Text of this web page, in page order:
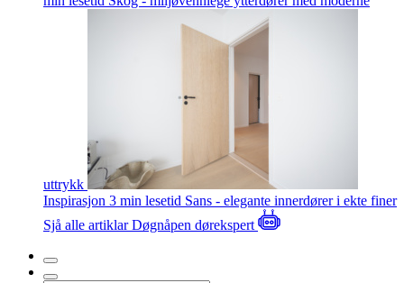
uttrykk
Inspirasjon 3 min lesetid Sans - elegante innerdører i ekte finer
Sjå alle artiklarDøgnåpen dørekspert